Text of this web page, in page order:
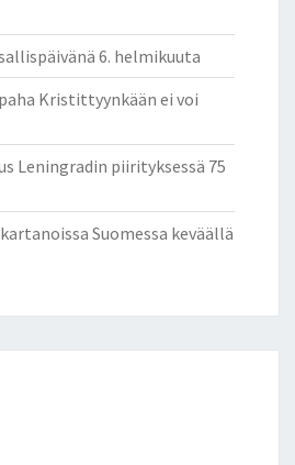
6. helmikuuta
Kristittyynkään ei voi
Leningradin piirityksessä 75
Suomessa keväällä